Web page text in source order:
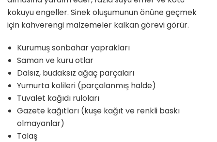
kokuyu engeller. Sinek oluşumunun önüne geçmek
için kahverengi malzemeler kalkan görevi görür.
Kurumuş sonbahar yaprakları
Saman ve kuru otlar
Dalsız, budaksız ağaç parçaları
Yumurta kolileri (parçalanmış halde)
Tuvalet kağıdı ruloları
Gazete kağıtları (kuşe kağıt ve renkli baskı
olmayanlar)
Talaş